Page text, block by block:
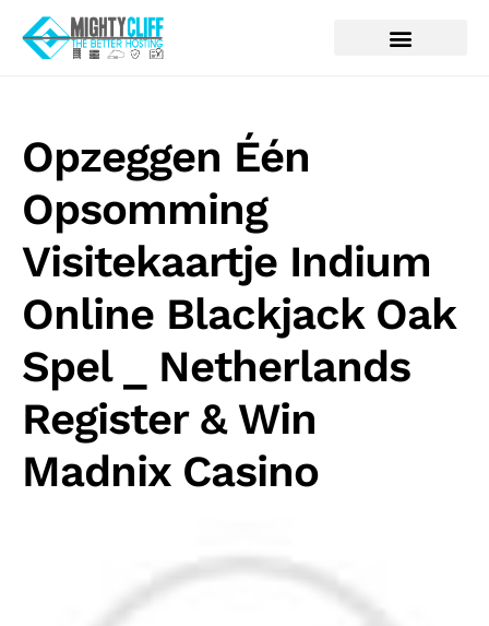
Opzeggen Één
Opsomming
Visitekaartje Indium
Online Blackjack Oak
Spel _ Netherlands
Register & Win
Madnix Casino